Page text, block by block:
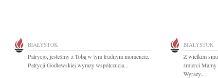
BIAŁYSTOK
Patrycjo, jesteśmy z Tobą w tym trudnym momencie.
Patrycji Godlewskiej wyrazy współczucia...
BIAŁYSTOK
Z wielkim
śmierci Mamy
Wyrazy...